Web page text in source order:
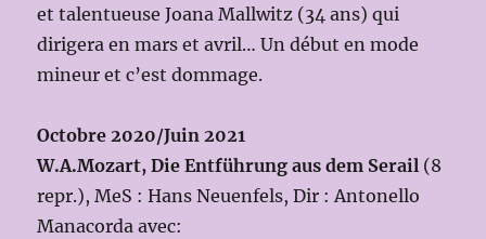
et talentueuse Joana Mallwitz (34 ans) qui
dirigera en mars et avril… Un début en mode
mineur et c’est dommage.
Octobre 2020/Juin 2021
W.A.Mozart, Die Entführung aus dem Serail (8
repr.), MeS : Hans Neuenfels, Dir : Antonello
Manacorda avec: